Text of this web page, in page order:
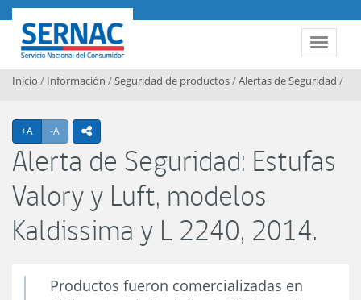
Contenido principal
Toggle
SERNAC
Inicio / Información /Seguridad de productos/Alertas de Seguridad /
+A Agrandar texto
-A Achicar textoicono compartir
Alerta de Seguridad: Estufas
Valory y Luft, modelos
Kaldissima y L 2240, 2014.
Productos fueron comercializadas en